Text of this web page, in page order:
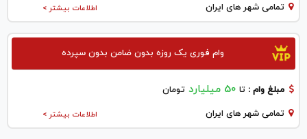
اطلاعات بیشتر > تمامی شهر های ایران
وام فوری یک روزه بدون ضامن بدون سپرده
مبلغ وام : تا 50 میلیارد تومان
اطلاعات بیشتر > تمامی شهر های ایران